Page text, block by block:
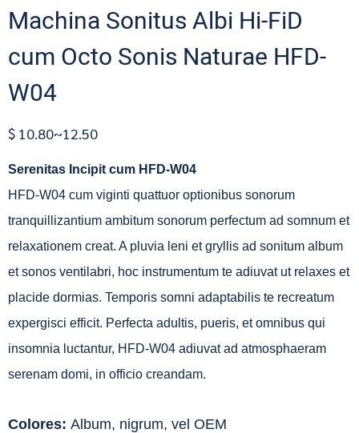
Machina Sonitus Albi Hi-FiD
cum Octo Sonis Naturae HFD-
W04
$ 10.80~12.50
Serenitas Incipit cum HFD-W04
HFD-W04 cum viginti quattuor optionibus sonorum
tranquillizantium ambitum sonorum perfectum ad somnum et
relaxationem creat. A pluvia leni et gryllis ad sonitum album
et sonos ventilabri, hoc instrumentum te adiuvat ut relaxes et
placide dormias. Temporis somni adaptabilis te recreatum
expergisci efficit. Perfecta adultis, pueris, et omnibus qui
insomnia luctantur, HFD-W04 adiuvat ad atmosphaeram
serenam domi, in officio creandam.
Colores: Album, nigrum, vel OEM